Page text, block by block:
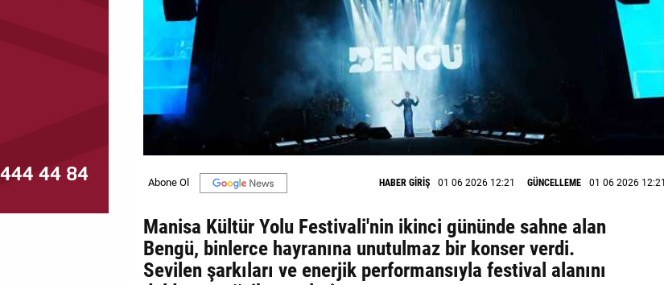
Künye
İletişim
HABER GİRİŞ 01 06 2026 12:21 GÜNCELLEME 01 06 2026 12:21
Manisa Kültür Yolu Festivali'nin ikinci gününde sahne alan
Bengü, binlerce hayranına unutulmaz bir konser verdi.
Sevilen şarkıları ve enerjik performansıyla festival alanını